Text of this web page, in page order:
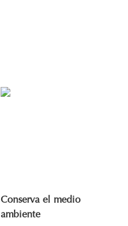
Conserva el medio
ambiente